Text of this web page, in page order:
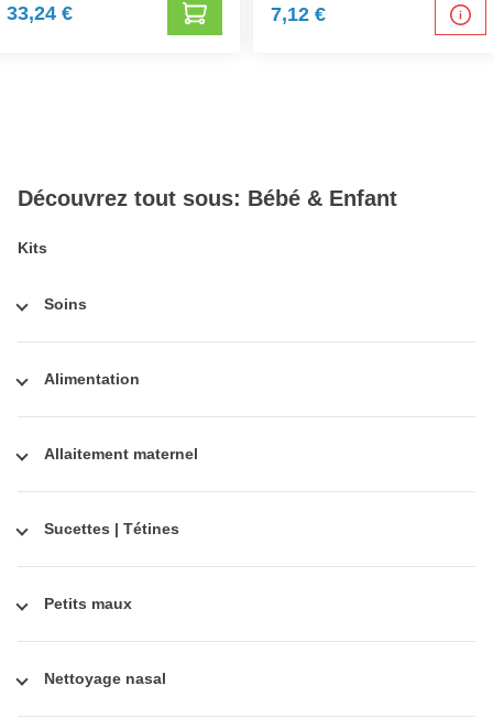
33,24 € 7,12 €
Découvrez tout sous: Bébé & Enfant
Kits
Soins
Alimentation
Allaitement maternel
Sucettes | Tétines
Petits maux
Nettoyage nasal